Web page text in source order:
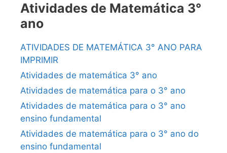
Atividades de Matemática 3°
ano
ATIVIDADES DE MATEMÁTICA 3° ANO PARA
IMPRIMIR
Atividades de matemática 3° ano
Atividades de matemática para o 3° ano
Atividades de matemática para o 3° ano
ensino fundamental
Atividades de matemática para o 3° ano do
ensino fundamental